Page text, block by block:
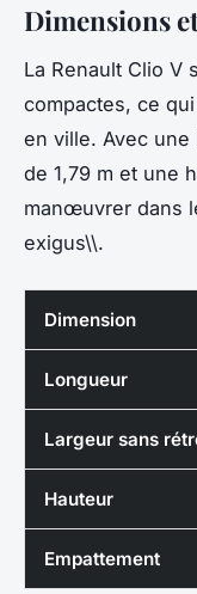
Dimensions
La Renault Clio V
compactes, ce
en ville. Avec
de 1,79 m et une
manœuvrer dans
exigus\\.
Dimension
Longueur
Largeur sans
Hauteur
Empattement